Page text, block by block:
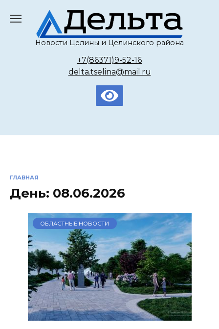
содержанию
Новости Целины и Целинского района
+7(86371)9-52-16
delta.tselina@mail.ru
ГЛАВНАЯ
День: 08.06.2026
ОБЛАСТНЫЕ НОВОСТИ